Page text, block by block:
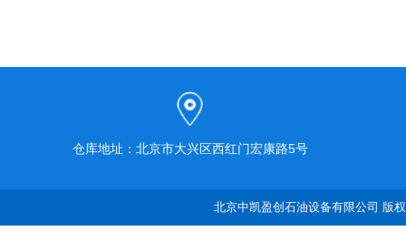
仓库地址：北京市大兴区西红门宏康路5号
北京中凯盈创石油设备有限公司 版